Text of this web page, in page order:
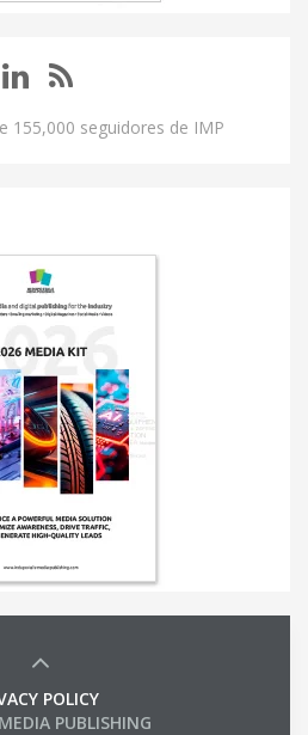
155,000 seguidores de IMP
POLICY
PUBLISHING